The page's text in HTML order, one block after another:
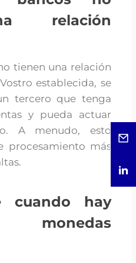
relación
tienen una relación
establecida, se
tercero que tenga
y pueda actuar
A menudo, esto
procesamiento más
cuando hay
monedas